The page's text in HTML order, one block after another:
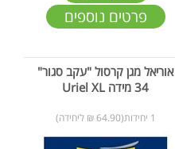
פרטים נוספים
אוריאל מגן קרסול "עקב סגור"
34 מידה Uriel XL
1 יחידות(64.90 ₪ ליחידה)